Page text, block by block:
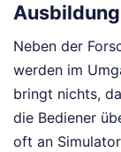
Neben der
werden im
bringt nichts,
die Bediener
oft an